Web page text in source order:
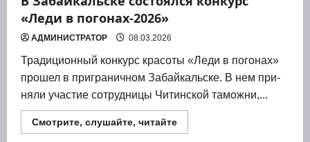
«Леди в погонах-2026»
АДМИНИСТРАТОР 08.03.2026
Тра­ди­ци­он­ный кон­курс кра­со­ты «Леди в пого­нах»
про­шел в при­гра­нич­ном Забай­каль­ске. В нем при­
ня­ли уча­стие сотруд­ни­цы Читин­ской тамож­ни,...
Смотрите, слушайте, читайтеПрочитать
больше